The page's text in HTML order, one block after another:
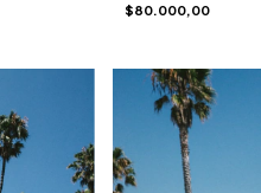
$80.000,00